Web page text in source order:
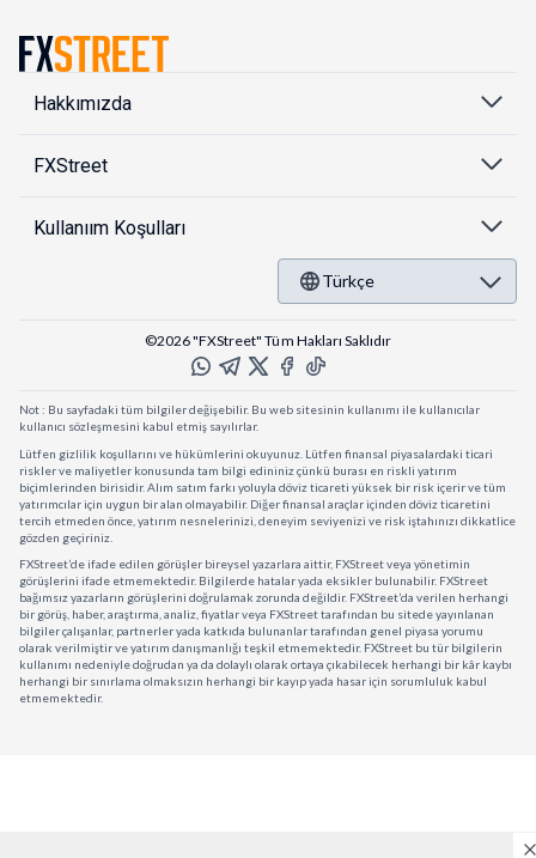
Hakkımızda
FXStreet
Kullanıım Koşulları
Türkçe
©2026 "FXStreet" Tüm Hakları Saklıdır
Not : Bu sayfadaki tüm bilgiler değişebilir. Bu web sitesinin kullanımı ile kullanıcılar
kullanıcı sözleşmesini kabul etmiş sayılırlar.
Lütfen gizlilik koşullarını ve hükümlerini okuyunuz. Lütfen finansal piyasalardaki ticari
riskler ve maliyetler konusunda tam bilgi edininiz çünkü burası en riskli yatırım
biçimlerinden birisidir. Alım satım farkı yoluyla döviz ticareti yüksek bir risk içerir ve tüm
yatırımcılar için uygun bir alan olmayabilir. Diğer finansal araçlar içinden döviz ticaretini
tercih etmeden önce, yatırım nesnelerinizi, deneyim seviyenizi ve risk iştahınızı dikkatlice
gözden geçiriniz.
FXStreet’de ifade edilen görüşler bireysel yazarlara aittir, FXStreet veya yönetimin
görüşlerini ifade etmemektedir. Bilgilerde hatalar yada eksikler bulunabilir. FXStreet
bağımsız yazarların görüşlerini doğrulamak zorunda değildir. FXStreet’da verilen herhangi
bir görüş, haber, araştırma, analiz, fiyatlar veya FXStreet tarafından bu sitede yayınlanan
bilgiler çalışanlar, partnerler yada katkıda bulunanlar tarafından genel piyasa yorumu
olarak verilmiştir ve yatırım danışmanlığı teşkil etmemektedir. FXStreet bu tür bilgilerin
kullanımı nedeniyle doğrudan ya da dolaylı olarak ortaya çıkabilecek herhangi bir kâr kaybı
herhangi bir sınırlama olmaksızın herhangi bir kayıp yada hasar için sorumluluk kabul
etmemektedir.